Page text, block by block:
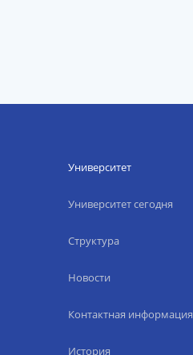
Университет
Университет сегодня
Структура
Новости
Контактная информация
История